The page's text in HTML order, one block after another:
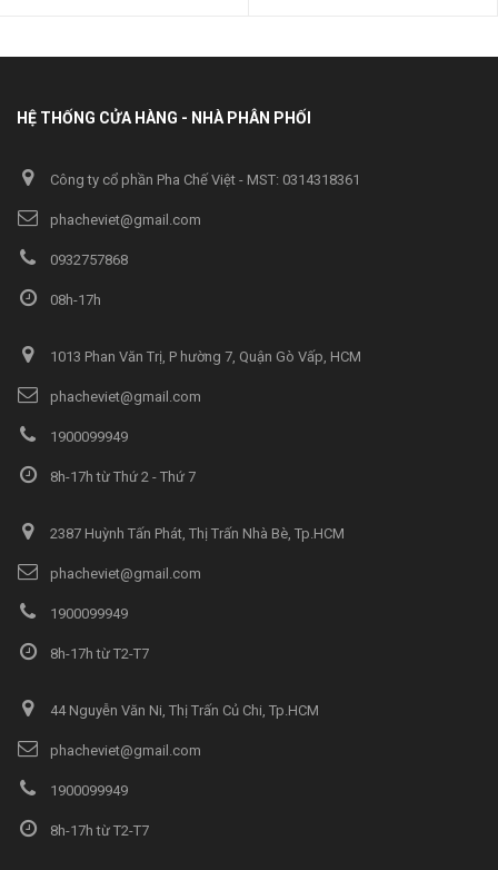
HỆ THỐNG CỬA HÀNG - NHÀ PHÂN PHỐI
Công ty cổ phần Pha Chế Việt - MST: 0314318361
phacheviet@gmail.com
0932757868
08h-17h
1013 Phan Văn Trị, P hường 7, Quận Gò Vấp, HCM
phacheviet@gmail.com
1900099949
8h-17h từ Thứ 2 - Thứ 7
2387 Huỳnh Tấn Phát, Thị Trấn Nhà Bè, Tp.HCM
phacheviet@gmail.com
1900099949
8h-17h từ T2-T7
44 Nguyễn Văn Ni, Thị Trấn Củ Chi, Tp.HCM
phacheviet@gmail.com
1900099949
8h-17h từ T2-T7